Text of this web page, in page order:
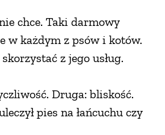
chce. Taki darmowy
w każdym z psów i kotów.
z jego usług.
Druga: bliskość.
pies na łańcuchu czy
ZWYCZAJE
PRZEPISY